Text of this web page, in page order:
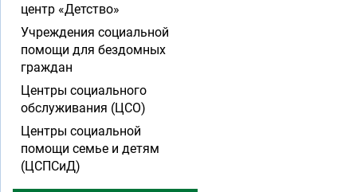
центр «Детство»
Учреждения социальной
помощи для бездомных
граждан
Центры социального
обслуживания (ЦСО)
Центры социальной
помощи семье и детям
(ЦСПСиД)